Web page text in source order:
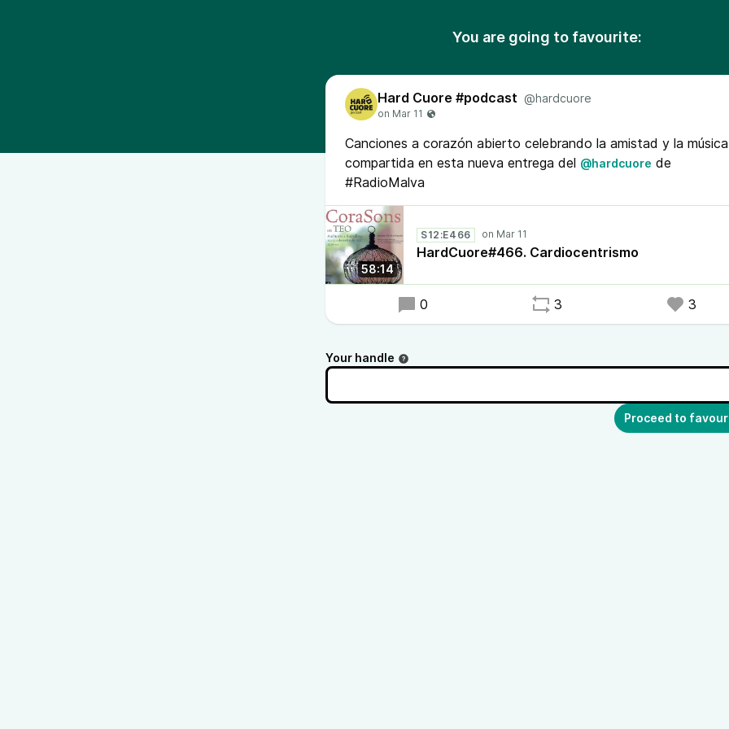
You are going to favourite:
Hard Cuore #podcast @hardcuore
Canciones a corazón abierto celebrando la amistad y la música
compartida en esta nueva entrega del @hardcuore de
#RadioMalva
58:14
S12:E466
HardCuore#466. Cardiocentrismo
0 3 3
Your handle
Proceed to